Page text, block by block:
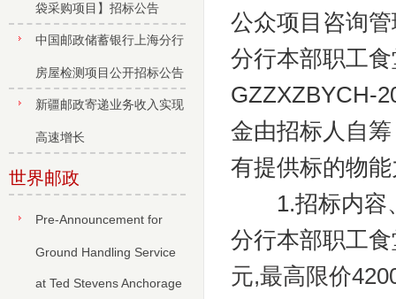
袋采购项目】招标公告
中国邮政储蓄银行上海分行
房屋检测项目公开招标公告
新疆邮政寄递业务收入实现
高速增长
世界邮政
Pre-Announcement for
Ground Handling Service
at Ted Stevens Anchorage
公众项目咨询
分行本部职工
GZZXZBYCH-
金由招标人自
有提供标的物
1.招标内容、
分行本部职工
元,最高限价